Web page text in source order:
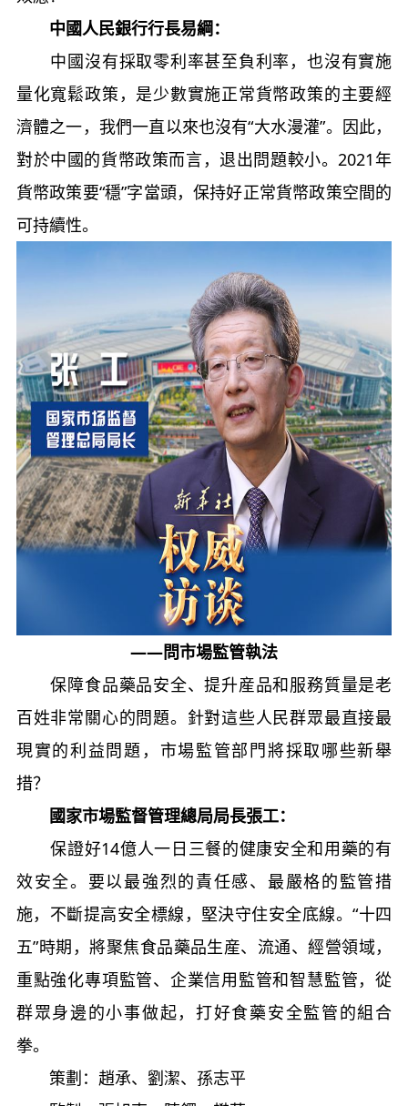
中國人民銀行行長易綱：
中國沒有採取零利率甚至負利率，也沒有實施
量化寬鬆政策，是少數實施正常貨幣政策的主要經
濟體之一，我們一直以來也沒有“大水漫灌”。因此，
對於中國的貨幣政策而言，退出問題較小。2021年
貨幣政策要“穩”字當頭，保持好正常貨幣政策空間的
可持續性。
——問市場監管執法
保障食品藥品安全、提升産品和服務質量是老
百姓非常關心的問題。針對這些人民群眾最直接最
現實的利益問題，市場監管部門將採取哪些新舉
措？
國家市場監督管理總局局長張工：
保證好14億人一日三餐的健康安全和用藥的有
效安全。要以最強烈的責任感、最嚴格的監管措
施，不斷提高安全標線，堅決守住安全底線。“十四
五”時期，將聚焦食品藥品生産、流通、經營領域，
重點強化專項監管、企業信用監管和智慧監管，從
群眾身邊的小事做起，打好食藥安全監管的組合
拳。
策劃：趙承、劉潔、孫志平